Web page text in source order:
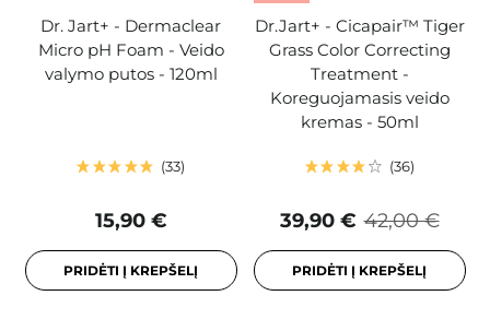
Dr. Jart+ - Dermaclear
Micro pH Foam - Veido
valymo putos - 120ml
33
15,90 €
PRIDĖTI Į KREPŠELĮ
Dr.Jart+ - Cicapair™ Tiger
Grass Color Correcting
Treatment -
Koreguojamasis veido
kremas - 50ml
36
42,00 €
39,90 €
PRIDĖTI Į KREPŠELĮ